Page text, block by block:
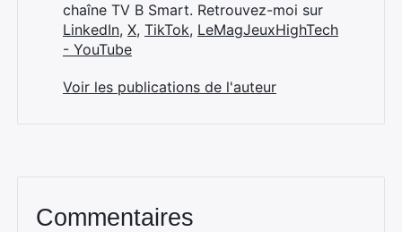
chaîne TV B Smart. Retrouvez-moi sur
LinkedIn, X, TikTok, LeMagJeuxHighTech
- YouTube
Voir les publications de l'auteur
Commentaires